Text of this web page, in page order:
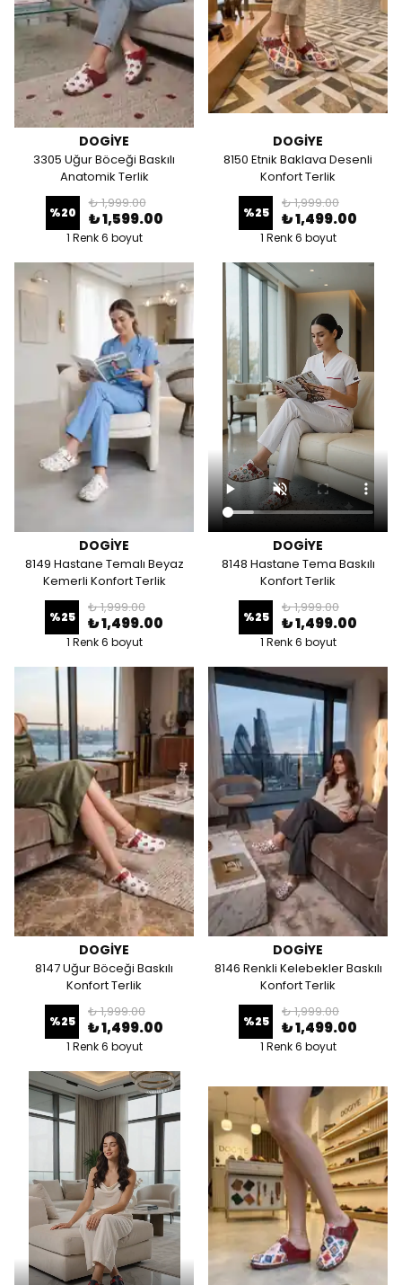
DOGİYE
3305 Uğur Böceği Baskılı
Anatomik Terlik
%20
₺ 1,999.00
₺ 1,599.00
1 Renk 6 boyut
DOGİYE
8150 Etnik Baklava Desenli
Konfort Terlik
%25
₺ 1,999.00
₺ 1,499.00
1 Renk 6 boyut
DOGİYE
8149 Hastane Temalı Beyaz
Kemerli Konfort Terlik
%25
₺ 1,999.00
₺ 1,499.00
1 Renk 6 boyut
DOGİYE
8148 Hastane Tema Baskılı
Konfort Terlik
%25
₺ 1,999.00
₺ 1,499.00
1 Renk 6 boyut
DOGİYE
8147 Uğur Böceği Baskılı
Konfort Terlik
%25
₺ 1,999.00
₺ 1,499.00
1 Renk 6 boyut
DOGİYE
8146 Renkli Kelebekler Baskılı
Konfort Terlik
%25
₺ 1,999.00
₺ 1,499.00
1 Renk 6 boyut